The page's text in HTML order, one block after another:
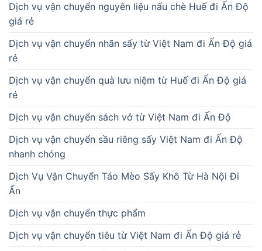
Dịch vụ vận chuyển nguyên liệu nấu chè Huế đi Ấn Độ
giá rẻ
Dịch vụ vận chuyển nhãn sấy từ Việt Nam đi Ấn Độ giá
rẻ
Dịch vụ vận chuyển quà lưu niệm từ Huế đi Ấn Độ giá
rẻ
Dịch vụ vận chuyển sách vở từ Việt Nam đi Ấn Độ
Dịch vụ vận chuyển sầu riêng sấy Việt Nam đi Ấn Độ
nhanh chóng
Dịch Vụ Vận Chuyển Táo Mèo Sấy Khô Từ Hà Nội Đi
Ấn
Dịch vụ vận chuyển thực phẩm
Dịch vụ vận chuyển tiêu từ Việt Nam đi Ấn Độ giá rẻ